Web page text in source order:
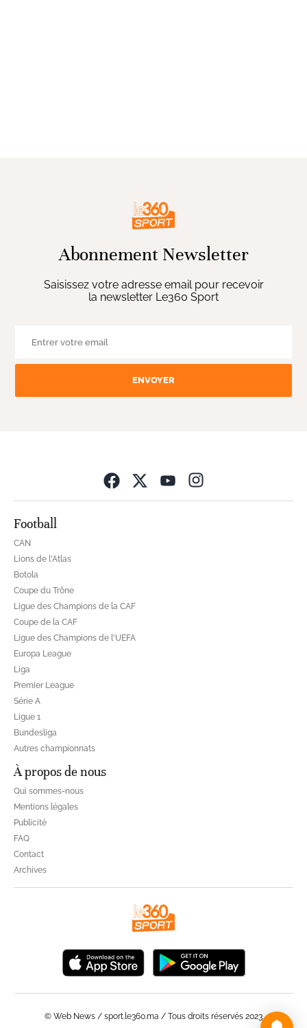
Abonnement Newsletter
Saisissez votre adresse email pour recevoir
la newsletter Le360 Sport
ENVOYER
Football
CAN
Lions de l'Atlas
Botola
Coupe du Trône
Ligue des Champions de la CAF
Coupe de la CAF
Ligue des Champions de l'UEFA
Europa League
Liga
Premier League
Série A
Ligue 1
Bundesliga
Autres championnats
À propos de nous
Qui sommes-nous
Mentions légales
Publicité
FAQ
Contact
Archives
© Web News / sport.le360.ma / Tous droits réservés 2023